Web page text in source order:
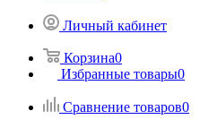
Личный кабинет
Корзина0
Избранные товары0
Сравнение товаров0